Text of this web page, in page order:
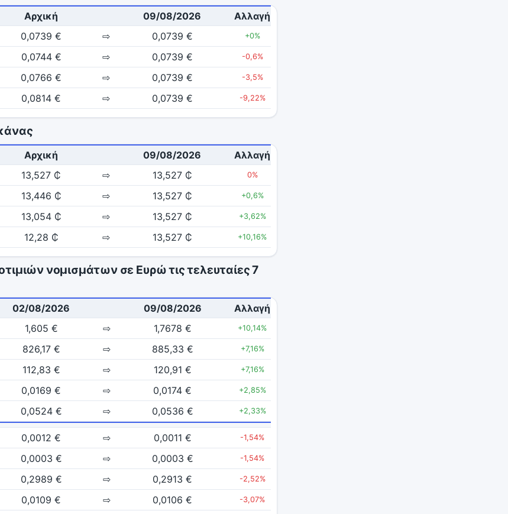
Αρχική 09/08/2026
Αλλαγή
0,0739 € ⇨ 0,0739 € +0%
0,0744 € ⇨ 0,0739 € -0,6%
0,0766 € ⇨ 0,0739 € -3,5%
0,0814 € ⇨ 0,0739 € -9,22%
Αρχική 09/08/2026
Αλλαγή
13,527 ₵ ⇨ 13,527 ₵ 0%
13,446 ₵ ⇨ 13,527 ₵ +0,6%
13,054 ₵ ⇨ 13,527 ₵ +3,62%
12,28 ₵ ⇨ 13,527 ₵ +10,16%
νομισμάτων σε Ευρώ τις τελευταίες 7
02/08/2026 09/08/2026
Αλλαγή
1,605 € ⇨ 1,7678 € +10,14%
826,17 € ⇨ 885,33 € +7,16%
112,83 € ⇨ 120,91 € +7,16%
0,0169 € ⇨ 0,0174 € +2,85%
0,0524 € ⇨ 0,0536 € +2,33%
0,0012 € ⇨ 0,0011 € -1,54%
0,0003 € ⇨ 0,0003 € -1,54%
0,2989 € ⇨ 0,2913 € -2,52%
0,0109 € ⇨ 0,0106 € -3,07%